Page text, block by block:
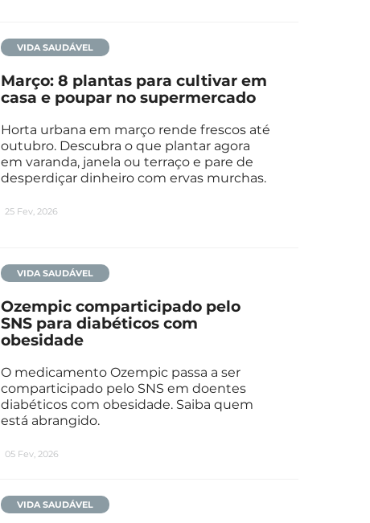
VIDA SAUDÁVEL
Março: 8 plantas para cultivar em
casa e poupar no supermercado
Horta urbana em março rende frescos até
outubro. Descubra o que plantar agora
em varanda, janela ou terraço e pare de
desperdiçar dinheiro com ervas murchas.
25 Fev, 2026
VIDA SAUDÁVEL
Ozempic comparticipado pelo
SNS para diabéticos com
obesidade
O medicamento Ozempic passa a ser
comparticipado pelo SNS em doentes
diabéticos com obesidade. Saiba quem
está abrangido.
05 Fev, 2026
VIDA SAUDÁVEL